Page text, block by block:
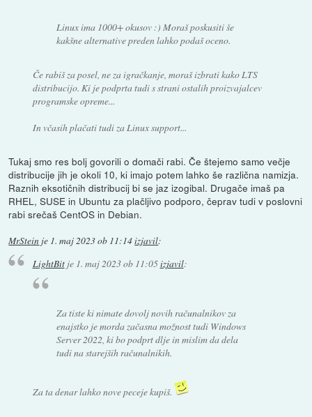
Linux ima 1000+ okusov :) Moraš poskusiti še
kakšne alternative preden lahko podaš oceno.
Če rabiš za posel, ne za igračkanje, moraš izbrati kako LTS
distribucijo. Ki je podprta tudi s strani ostalih proizvajalcev
programske opreme...
In včasih plačati tudi za Linux support...
Tukaj smo res bolj govorili o domači rabi. Če štejemo samo večje
distribucije jih je okoli 10, ki imajo potem lahko še različna namizja.
Raznih eksotičnih distribucij bi se jaz izogibal. Drugače imaš pa
RHEL, SUSE in Ubuntu za plačljivo podporo, čeprav tudi v poslovni
rabi srečaš CentOS in Debian.
MrStein je 1. maj 2023 ob 11:14izjavil:
LightBitje 1. maj 2023 ob 11:05izjavil:
Za tiste ki nimate dovolj novih računalnikov za
enajstko je morda začasna možnost tudi Windows
Server 2022, ki bo podprt dlje in mislim da dela
tudi na starejših računalnikih.
Za ta denar lahko nove peceje kupiš.